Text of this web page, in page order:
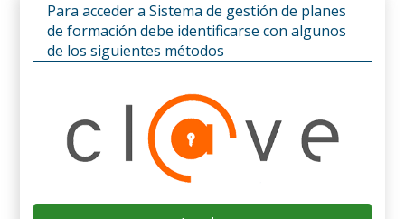
Para acceder a Sistema de gestión de planes
de formación debe identificarse con algunos
de los siguientes métodos